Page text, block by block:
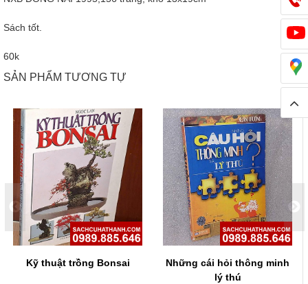
Sách tốt.
60k
SẢN PHẨM TƯƠNG TỰ
Kỹ thuật trồng Bonsai
Những cái hỏi thông minh
lý thú